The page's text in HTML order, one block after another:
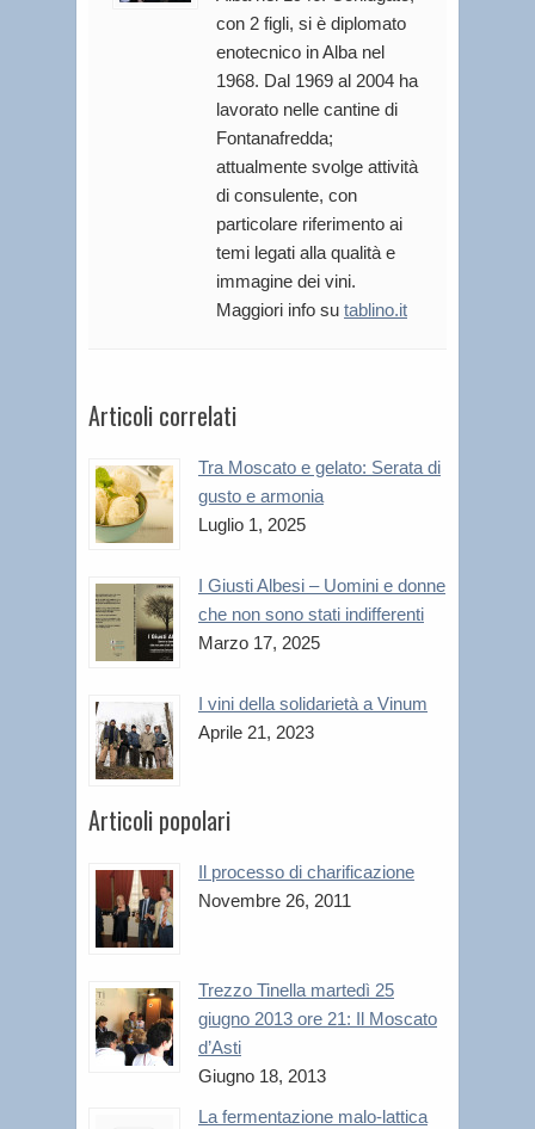
con 2 figli, si è diplomato
enotecnico in Alba nel
1968. Dal 1969 al 2004 ha
lavorato nelle cantine di
Fontanafredda;
attualmente svolge attività
di consulente, con
particolare riferimento ai
temi legati alla qualità e
immagine dei vini.
Maggiori info su tablino.it
Articoli correlati
Tra Moscato e gelato: Serata di
gusto e armonia
Luglio 1, 2025
I Giusti Albesi – Uomini e donne
che non sono stati indifferenti
Marzo 17, 2025
I vini della solidarietà a Vinum
Aprile 21, 2023
Articoli popolari
Il processo di charificazione
Novembre 26, 2011
Trezzo Tinella martedì 25
giugno 2013 ore 21: Il Moscato
d’Asti
Giugno 18, 2013
La fermentazione malo-lattica